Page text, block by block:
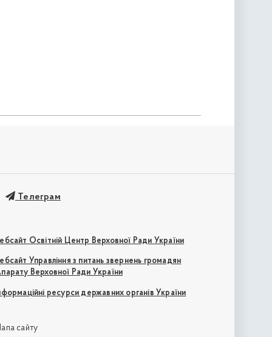
Телеграм
Освітній Центр Верховної Ради України
Управління з питань звернень громадян
Верховної Ради України
ресурси державних органів України
сайту